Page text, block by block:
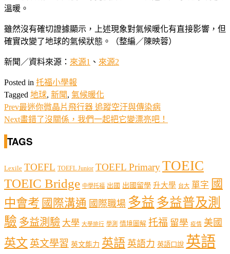
溫暖。
雖然沒有確切證據顯示，上述現象對氣候暖化有直接影響，但
確實改變了地球的氣候狀態。（整編／陳映蓉）
新聞／資料來源： 來源1 、 來源2
Posted in 托福小學報
Tagged 地球, 新聞, 氣候暖化
Prev最迷你微晶片飛行器 追蹤空汙與傳染病
Next畫錯了沒關係，我們一起把它變漂亮吧！
TAGS
Lexile TOEFL TOEFL Junior TOEFL PrimaryTOEIC
TOEIC Bridge 中學托福 出國 出國留學 升大學 台大 單字 國
中會考 國際溝通 國際職場 多益 多益普及測
驗 多益測驗 大學 大學排行 學測 情境圖解 托福 留學 疫情 美國
英文 英文學習 英文能力 英語 英語力 英語口說 英語